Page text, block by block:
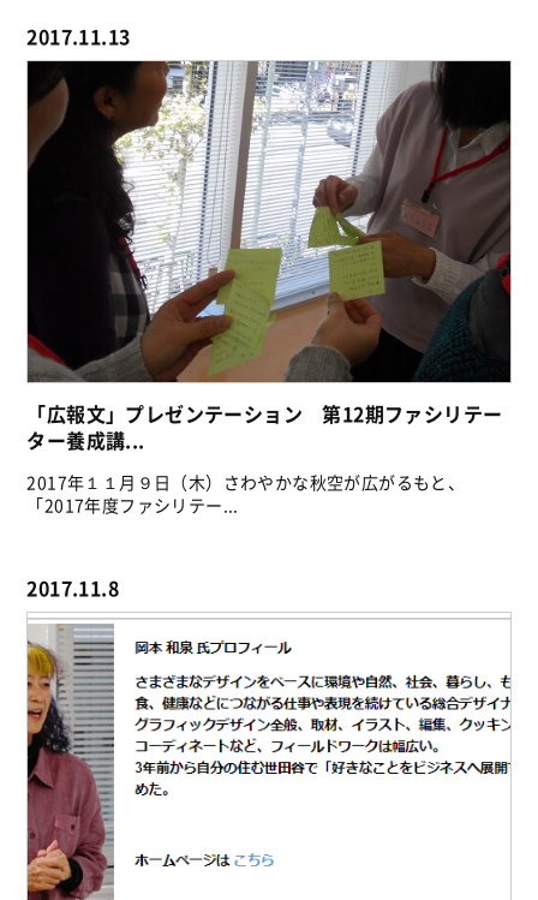
2017.11.13
「広報文」プレゼンテーション 第12期ファシリテー
ター養成講...
2017年１１月９日（木）さわやかな秋空が広がるもと、
「2017年度ファシリテー...
2017.11.8